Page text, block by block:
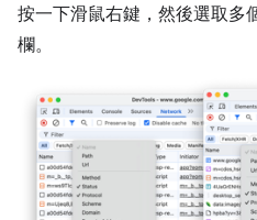
按一下滑鼠右鍵，然後選取多
欄。